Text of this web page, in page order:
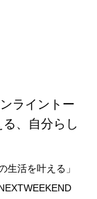
ライントー
、自分らし
生活を叶える」